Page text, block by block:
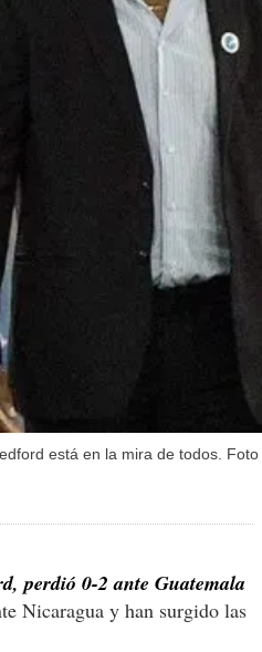
está en la mira de todos.
perdió 0-2 ante Guatemala
Nicaragua y han surgido las